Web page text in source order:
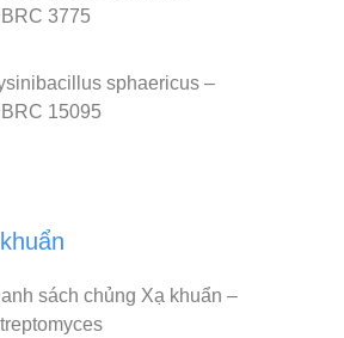
3775
sphaericus –
15095
sách chủng Xạ khuẩn –